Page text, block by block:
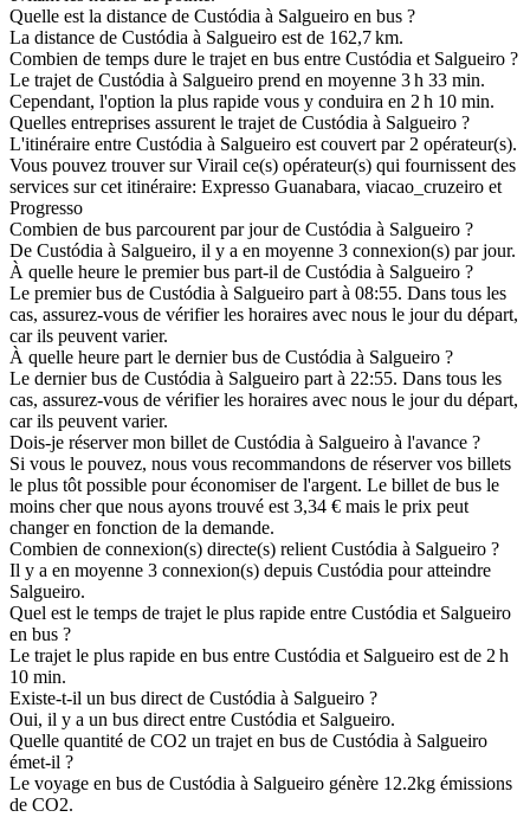
Quelle est la distance de Custódia à Salgueiro en bus ?
La distance de Custódia à Salgueiro est de 162,7 km.
Combien de temps dure le trajet en bus entre Custódia et Salgueiro ?
Le trajet de Custódia à Salgueiro prend en moyenne 3 h 33 min.
Cependant, l'option la plus rapide vous y conduira en 2 h 10 min.
Quelles entreprises assurent le trajet de Custódia à Salgueiro ?
L'itinéraire entre Custódia à Salgueiro est couvert par 2 opérateur(s).
Vous pouvez trouver sur Virail ce(s) opérateur(s) qui fournissent des
services sur cet itinéraire: Expresso Guanabara, viacao_cruzeiro et
Progresso
Combien de bus parcourent par jour de Custódia à Salgueiro ?
De Custódia à Salgueiro, il y a en moyenne 3 connexion(s) par jour.
À quelle heure le premier bus part-il de Custódia à Salgueiro ?
Le premier bus de Custódia à Salgueiro part à 08:55. Dans tous les
cas, assurez-vous de vérifier les horaires avec nous le jour du départ,
car ils peuvent varier.
À quelle heure part le dernier bus de Custódia à Salgueiro ?
Le dernier bus de Custódia à Salgueiro part à 22:55. Dans tous les
cas, assurez-vous de vérifier les horaires avec nous le jour du départ,
car ils peuvent varier.
Dois-je réserver mon billet de Custódia à Salgueiro à l'avance ?
Si vous le pouvez, nous vous recommandons de réserver vos billets
le plus tôt possible pour économiser de l'argent. Le billet de bus le
moins cher que nous ayons trouvé est 3,34 € mais le prix peut
changer en fonction de la demande.
Combien de connexion(s) directe(s) relient Custódia à Salgueiro ?
Il y a en moyenne 3 connexion(s) depuis Custódia pour atteindre
Salgueiro.
Quel est le temps de trajet le plus rapide entre Custódia et Salgueiro
en bus ?
Le trajet le plus rapide en bus entre Custódia et Salgueiro est de 2 h
10 min.
Existe-t-il un bus direct de Custódia à Salgueiro ?
Oui, il y a un bus direct entre Custódia et Salgueiro.
Quelle quantité de CO2 un trajet en bus de Custódia à Salgueiro
émet-il ?
Le voyage en bus de Custódia à Salgueiro génère 12.2kg émissions
de CO2.